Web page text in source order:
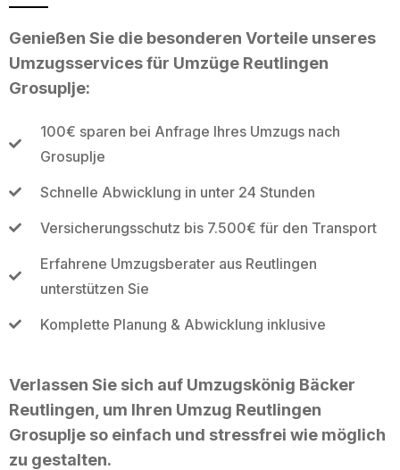
Genießen Sie die besonderen Vorteile unseres
Umzugsservices für Umzüge Reutlingen
Grosuplje:
100€ sparen bei Anfrage Ihres Umzugs nach
Grosuplje
Schnelle Abwicklung in unter 24 Stunden
Versicherungsschutz bis 7.500€ für den Transport
Erfahrene Umzugsberater aus Reutlingen
unterstützen Sie
Komplette Planung & Abwicklung inklusive
Verlassen Sie sich auf Umzugskönig Bäcker
Reutlingen, um Ihren Umzug Reutlingen
Grosuplje so einfach und stressfrei wie möglich
zu gestalten.